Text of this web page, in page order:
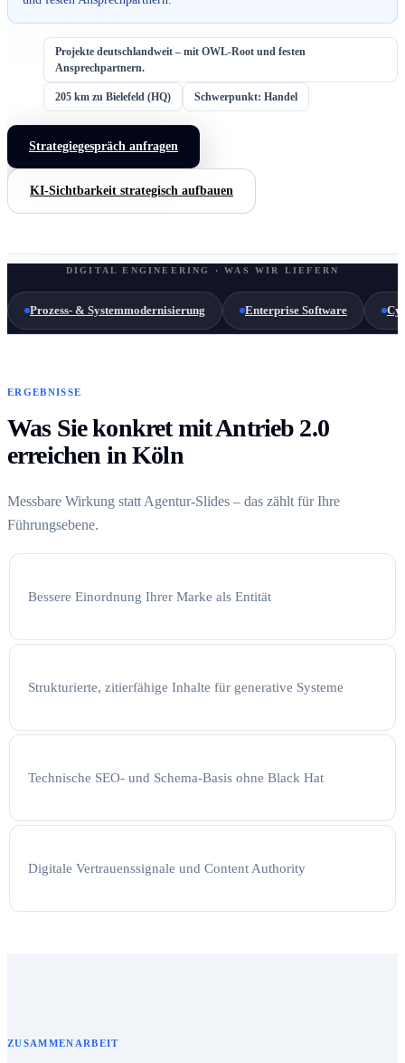
Projekte deutschlandweit – mit OWL-Root und festen
Ansprechpartnern.
205 km zu Bielefeld (HQ) Schwerpunkt: Handel
Strategiegespräch anfragen
KI-Sichtbarkeit strategisch aufbauen
DIGITAL ENGINEERING · WAS WIR LIEFERN
Prozess- & Systemmodernisierung Enterprise Software
ERGEBNISSE
Was Sie konkret mit Antrieb 2.0
erreichen in Köln
Messbare Wirkung statt Agentur-Slides – das zählt für Ihre
Führungsebene.
Bessere Einordnung Ihrer Marke als Entität
Strukturierte, zitierfähige Inhalte für generative Systeme
Technische SEO- und Schema-Basis ohne Black Hat
Digitale Vertrauenssignale und Content Authority
ZUSAMMENARBEIT